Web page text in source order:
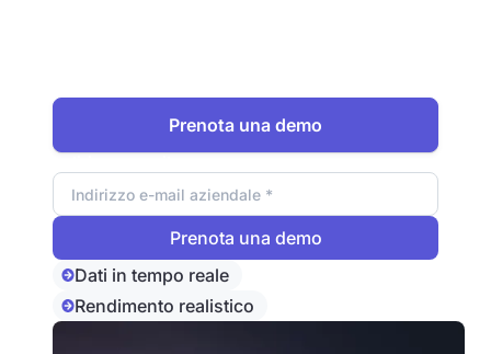
Prenota una demo
Dati in tempo reale
Rendimento realistico